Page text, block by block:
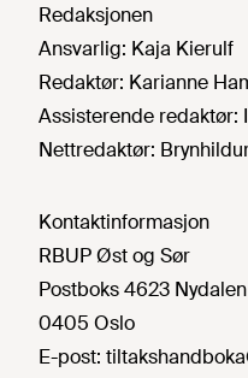
Redaksjonen
Ansvarlig: Kaja Kierulf
Redaktør: Karianne
Assisterende redaktør:
Nettredaktør:
Kontaktinformasjon
RBUP Øst og Sør
Postboks 4623 Nydalen
0405 Oslo
E-post: